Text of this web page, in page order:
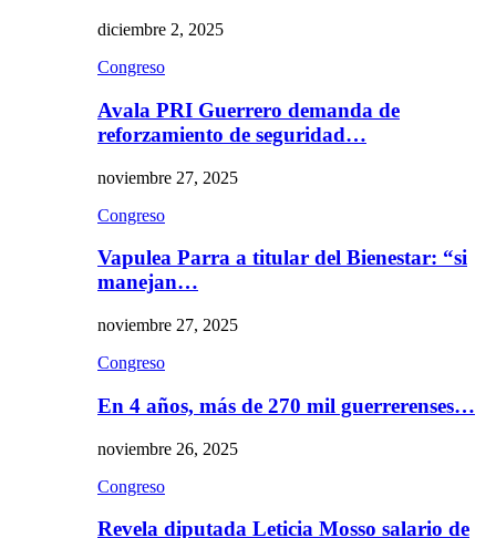
diciembre 2, 2025
Congreso
Avala PRI Guerrero demanda de
reforzamiento de seguridad…
noviembre 27, 2025
Congreso
Vapulea Parra a titular del Bienestar: “si
manejan…
noviembre 27, 2025
Congreso
En 4 años, más de 270 mil guerrerenses…
noviembre 26, 2025
Congreso
Revela diputada Leticia Mosso salario de